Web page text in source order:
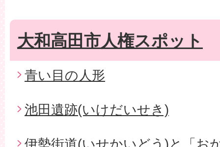
大和高田市人権スポット
青い目の人形
池田遺跡(いけだいせき)
伊勢街道(いせかいどう)と「お